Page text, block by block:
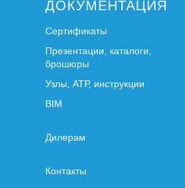
ДОКУМЕНТАЦИЯ
Сертификаты
Презентации, каталоги,
брошюры
Узлы, АТР, инструкции
BIM
Дилерам
Контакты